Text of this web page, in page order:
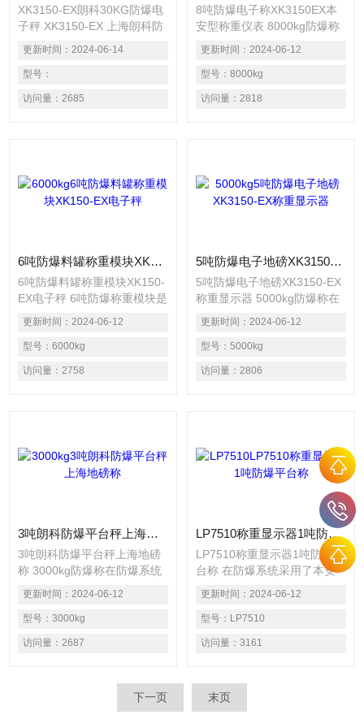
XK3150-EX朗科30KG防爆电
子秤 XK3150-EX 上海朗科防
爆电子秤价格 防爆电子衡器
是在常用电子衡器基础上，采
取降压，限流，隔离，密封以
及光缆通讯等多种技术措施，
消灭或阻断衡器内电气线路中
更新时间： 2024-06-14
型号：
访问量： 2685
8吨防爆电子称XK3150EX本
安型称重仪表 8000kg防爆称
防爆标志：本安型
ExibllCT4/T5隔爆型
ExiadllBT5复合型ExiallCT6防
爆产品：防爆汽车衡，防爆小
地磅，防爆台秤，防爆称重系
更新时间： 2024-06-12
型号： 8000kg
访问量： 2818
6吨防爆料罐称重模块XK150-EX电子秤
6吨防爆料罐称重模块XK150-
EX电子秤 6吨防爆称重模块是
一种新型的称重元件，它将称
重传感器、负荷传递装置和安
装连接件等部件组合在一起，
可以非常方便地和各种形状的
机械装置相连接，如滚道、平
更新时间： 2024-06-12
型号： 6000kg
访问量： 2758
5吨防爆电子地磅XK3150-EX称重显示器
5吨防爆电子地磅XK3150-EX
称重显示器 5000kg防爆称在
防爆系统采用了本安型电路及
隔爆型仪表显示器相结合的集
成技术。可广泛使用于石油、
化工、矿井、医药、部门。适
用于化工行业中油漆、精细化
更新时间： 2024-06-12
型号： 5000kg
访问量： 2806
3吨朗科防爆平台秤上海地磅称
3吨朗科防爆平台秤上海地磅
称 3000kg防爆称在防爆系统
采用了本安型电路及隔爆型仪
表显示器相结合的集成技术。
可广泛使用于石油、化工、矿
井、医药、部门。适用于化工
行业中油漆、精细化工、制
重；适用于医药制药行业、食
品行业等有防腐要求、环境卫
更新时间： 2024-06-12
型号： 3000kg
访问量： 2687
LP7510称重显示器1吨防爆平台称
LP7510称重显示器1吨防爆平
台称 在防爆系统采用了本安
型电路及隔爆型仪表显示器相
结合的集成技术。可广泛使用
于石油、化工、矿井、医药、
部门。适用于化工行业中油
漆、精细化工、制碱、农药等
医药制药行业、食品行业等有
防腐要求、环境卫生要求的应
更新时间： 2024-06-12
型号： LP7510
访问量： 3161
下一页 末页